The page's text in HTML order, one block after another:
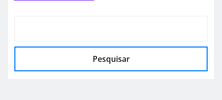
Pesquisar